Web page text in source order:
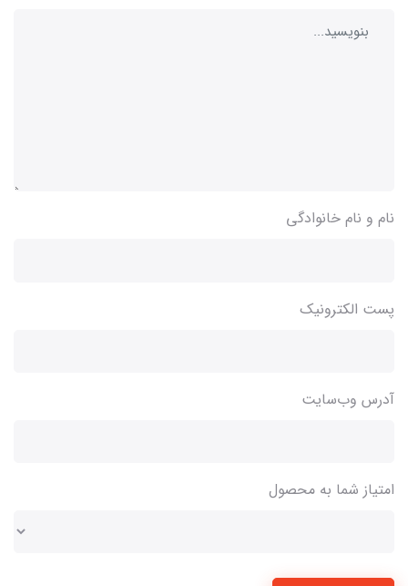
نام و نام خانوادگی
پست الکترونیک
آدرس وب‌سایت
امتیاز شما به محصول